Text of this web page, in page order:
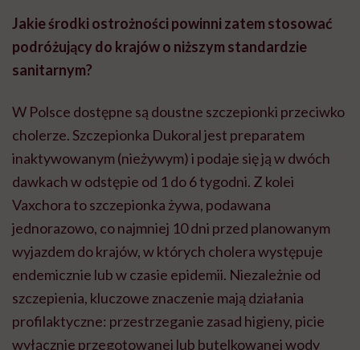
Jakie środki ostrożności powinni zatem stosować
podróżujący do krajów o niższym standardzie
sanitarnym?
W Polsce dostępne są doustne szczepionki przeciwko
cholerze. Szczepionka Dukoral jest preparatem
inaktywowanym (nieżywym) i podaje się ją w dwóch
dawkach w odstępie od 1 do 6 tygodni. Z kolei
Vaxchora to szczepionka żywa, podawana
jednorazowo, co najmniej 10 dni przed planowanym
wyjazdem do krajów, w których cholera występuje
endemicznie lub w czasie epidemii. Niezależnie od
szczepienia, kluczowe znaczenie mają działania
profilaktyczne: przestrzeganie zasad higieny, picie
wyłącznie przegotowanej lub butelkowanej wody